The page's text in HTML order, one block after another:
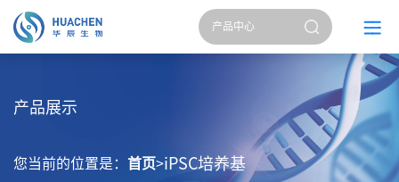
产品展示
您当前的位置是： 首页>iPSC培养基